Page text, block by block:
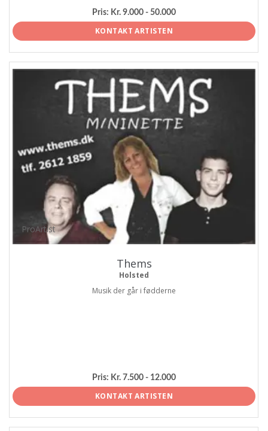
Pris: Kr. 9.000 - 50.000
KONTAKT ARTISTEN
ProArtist
Thems
Holsted
Musik der går i fødderne
Pris: Kr. 7.500 - 12.000
KONTAKT ARTISTEN